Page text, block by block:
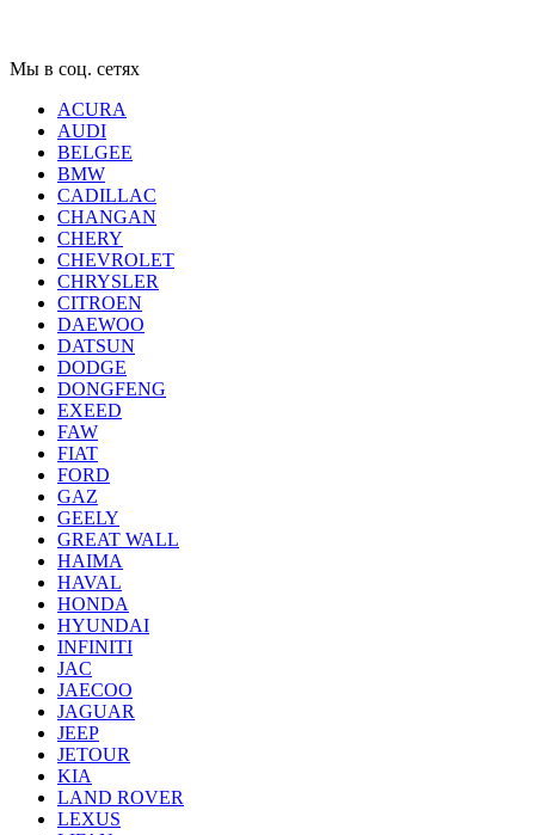
Мы в соц. сетях
ACURA
AUDI
BELGEE
BMW
CADILLAC
CHANGAN
CHERY
CHEVROLET
CHRYSLER
CITROEN
DAEWOO
DATSUN
DODGE
DONGFENG
EXEED
FAW
FIAT
FORD
GAZ
GEELY
GREAT WALL
HAIMA
HAVAL
HONDA
HYUNDAI
INFINITI
JAC
JAECOO
JAGUAR
JEEP
JETOUR
KIA
LAND ROVER
LEXUS